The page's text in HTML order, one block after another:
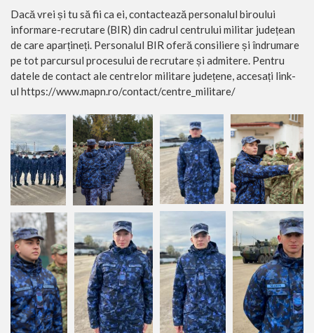
Dacă vrei și tu să fii ca ei, contactează personalul biroului
informare-recrutare (BIR) din cadrul centrului militar județean
de care aparțineți. Personalul BIR oferă consiliere și îndrumare
pe tot parcursul procesului de recrutare și admitere. Pentru
datele de contact ale centrelor militare județene, accesați link-
ul https://www.mapn.ro/contact/centre_militare/